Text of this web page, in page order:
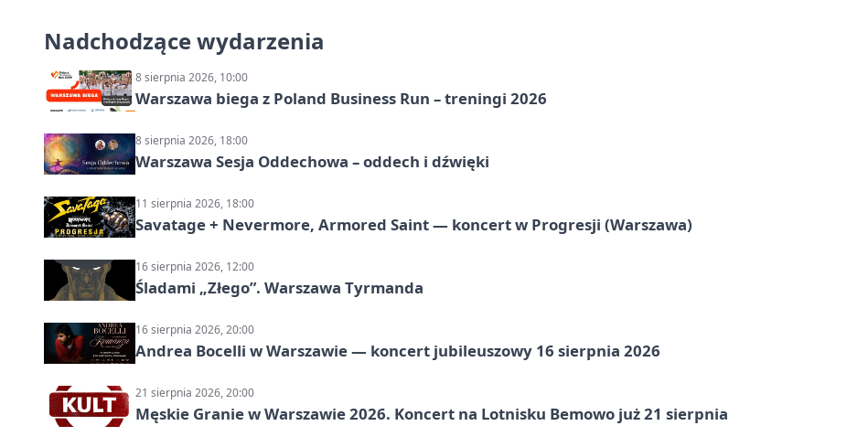
Nadchodzące wydarzenia
8 sierpnia 2026, 10:00
Warszawa biega z Poland Business Run – treningi 2026
8 sierpnia 2026, 18:00
Warszawa Sesja Oddechowa – oddech i dźwięki
11 sierpnia 2026, 18:00
Savatage + Nevermore, Armored Saint — koncert w Progresji (Warszawa)
16 sierpnia 2026, 12:00
Śladami „Złego”. Warszawa Tyrmanda
16 sierpnia 2026, 20:00
Andrea Bocelli w Warszawie — koncert jubileuszowy 16 sierpnia 2026
21 sierpnia 2026, 20:00
Męskie Granie w Warszawie 2026. Koncert na Lotnisku Bemowo już 21 sierpnia